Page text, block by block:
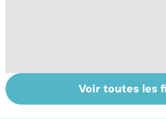
l'inflammation
Voir toutes les